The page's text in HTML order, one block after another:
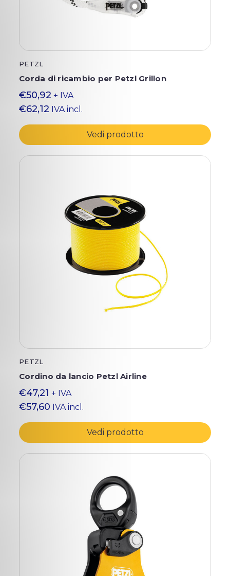
PETZL
Corda di ricambio per Petzl Grillon
€50,92 + IVA
€62,12 IVA incl.
Vedi prodotto
PETZL
Cordino da lancio Petzl Airline
€47,21 + IVA
€57,60 IVA incl.
Vedi prodotto